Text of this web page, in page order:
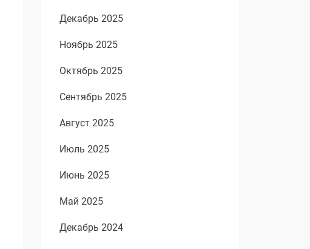
Декабрь 2025
Ноябрь 2025
Октябрь 2025
Сентябрь 2025
Август 2025
Июль 2025
Июнь 2025
Май 2025
Декабрь 2024